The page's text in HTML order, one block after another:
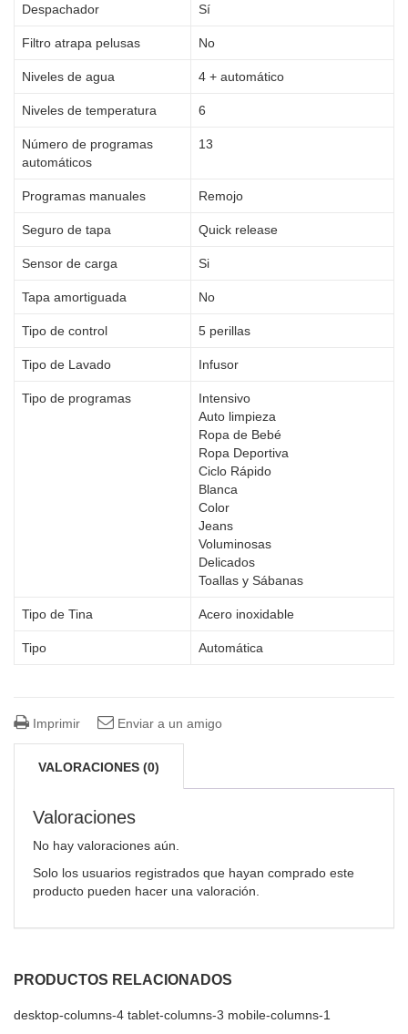
Despachador Sí
Filtro atrapa pelusas No
Niveles de agua 4 + automático
Niveles de temperatura 6
Número de programas
automáticos
13
Programas manuales Remojo
Seguro de tapa Quick release
Sensor de carga Si
Tapa amortiguada No
Tipo de control 5 perillas
Tipo de Lavado Infusor
Tipo de programas
Intensivo
Auto limpieza
Ropa de Bebé
Ropa Deportiva
Ciclo Rápido
Blanca
Color
Jeans
Voluminosas
Delicados
Toallas y Sábanas
Tipo de Tina Acero inoxidable
Tipo Automática
Imprimir Enviar a un amigo
VALORACIONES (0)
Valoraciones
No hay valoraciones aún.
Solo los usuarios registrados que hayan comprado este
producto pueden hacer una valoración.
PRODUCTOS RELACIONADOS
desktop-columns-4 tablet-columns-3 mobile-columns-1